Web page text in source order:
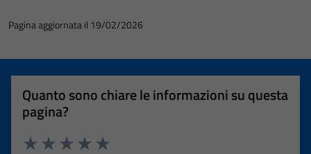
Pagina aggiornata il 19/02/2026
Quanto sono chiare le informazioni su questa
pagina?